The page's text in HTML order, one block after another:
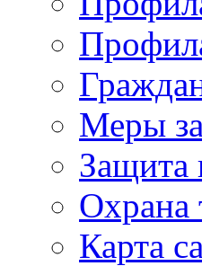
Меры
Защита
Охрана
Карта